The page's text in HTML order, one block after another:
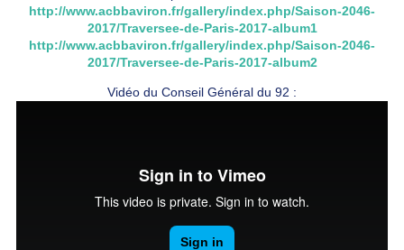
http://www.acbbaviron.fr/gallery/index.php/Saison-2046-
2017/Traversee-de-Paris-2017-album1
http://www.acbbaviron.fr/gallery/index.php/Saison-2046-
2017/Traversee-de-Paris-2017-album2
Vidéo du Conseil Général du 92 :